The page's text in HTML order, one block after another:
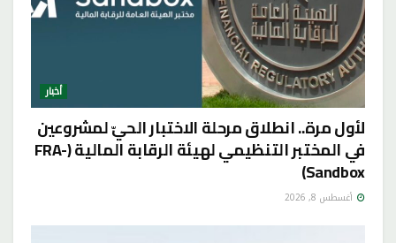
أخبار
لأول مرة.. انطلاق مرحلة الاختبار الحيّ لمشروعين
في المختبر التنظيمي لهيئة الرقابة المالية (FRA-
Sandbox)
أغسطس 8, 2026